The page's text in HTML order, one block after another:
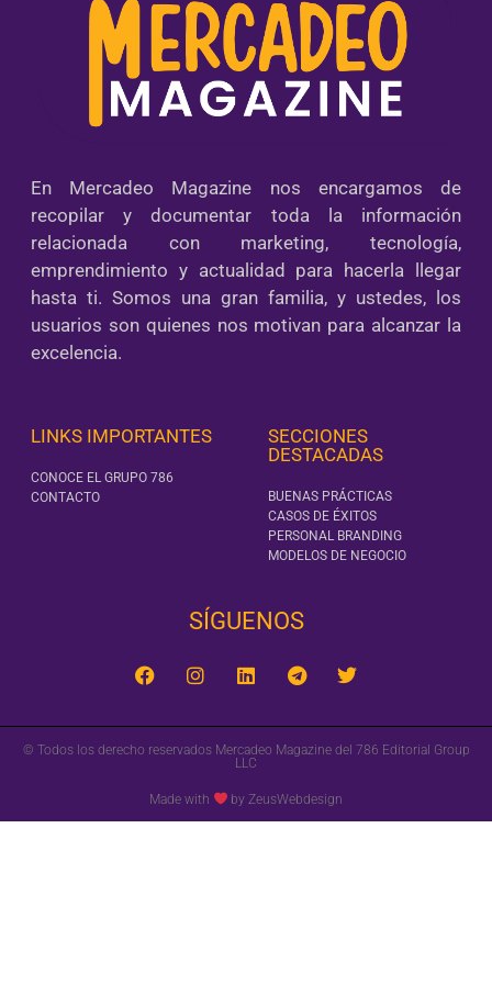
En Mercadeo Magazine nos encargamos de
recopilar y documentar toda la información
relacionada con marketing, tecnología,
emprendimiento y actualidad para hacerla llegar
hasta ti. Somos una gran familia, y ustedes, los
usuarios son quienes nos motivan para alcanzar la
excelencia.
LINKS IMPORTANTES
CONOCE EL GRUPO 786
CONTACTO
SECCIONES
DESTACADAS
BUENAS PRÁCTICAS
CASOS DE ÉXITOS
PERSONAL BRANDING
MODELOS DE NEGOCIO
SÍGUENOS‎
© Todos los derecho reservados Mercadeo Magazine del 786 Editorial Group
LLC
Made with by ZeusWebdesign